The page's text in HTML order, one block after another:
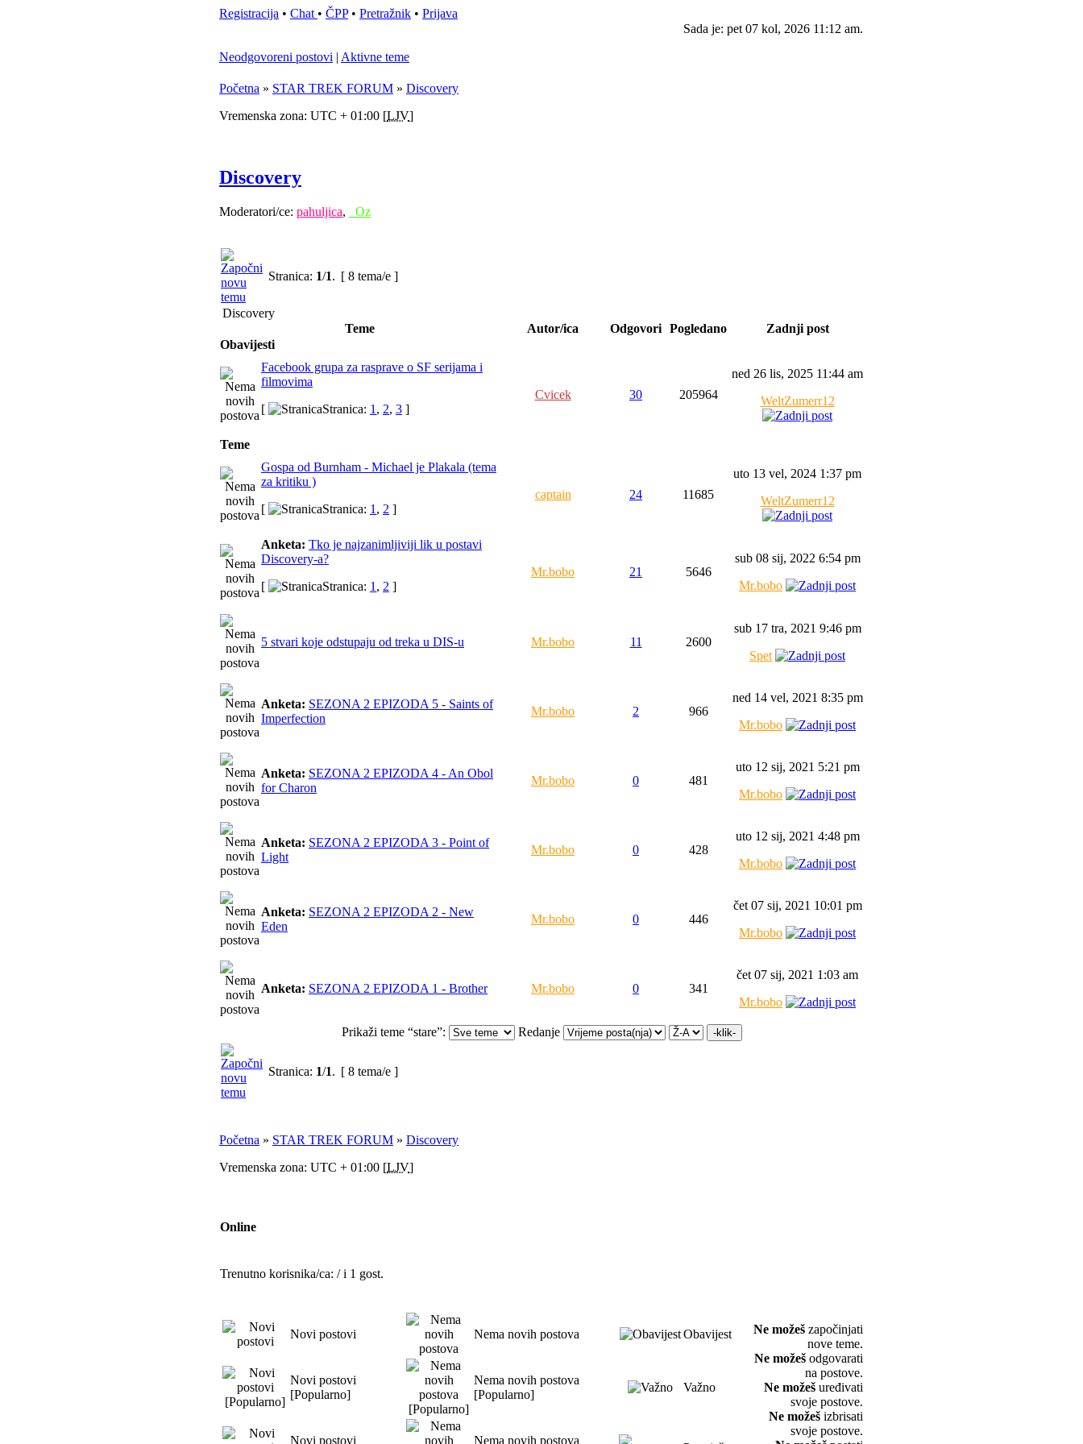
Registracija • Chat • ČPP• Pretražnik • Prijava
Sada je: pet 07 kol, 2026 11:12 am.
Neodgovoreni postovi | Aktivne teme
Početna » STAR TREK FORUM » Discovery
Vremenska zona: UTC + 01:00 [LJV]
Discovery
Moderatori/ce: pahuljica, _Oz
Stranica: 1/1. [ 8 tema/e ]
Discovery
Teme
Autor/ica Odgovori Pogledano
Zadnji post
Obavijesti
Facebook grupa za rasprave o SF serijama i
filmovima
[
Stranica: 1 , 2, 3 ]
Cvicek 30 205964
ned 26 lis, 2025 11:44 am
WeltZumerr12
Teme
Gospa od Burnham - Michael je Plakala (tema
za kritiku )
[
Stranica: 1 , 2 ]
captain 24 11685
uto 13 vel, 2024 1:37 pm
WeltZumerr12
Anketa: Tko je najzanimljiviji lik u postavi
Discovery-a?
[
Stranica: 1 , 2 ]
Mr.bobo 21 5646
sub 08 sij, 2022 6:54 pm
Mr.bobo
5 stvari koje odstupaju od treka u DIS-u Mr.bobo 11 2600
sub 17 tra, 2021 9:46 pm
Spet
Anketa: SEZONA 2 EPIZODA 5 - Saints of
Imperfection
Mr.bobo 2 966
ned 14 vel, 2021 8:35 pm
Mr.bobo
Anketa: SEZONA 2 EPIZODA 4 - An Obol
for Charon
Mr.bobo 0 481
uto 12 sij, 2021 5:21 pm
Mr.bobo
Anketa: SEZONA 2 EPIZODA 3 - Point of
Light
Mr.bobo 0 428
uto 12 sij, 2021 4:48 pm
Mr.bobo
Anketa: SEZONA 2 EPIZODA 2 - New
Eden
Mr.bobo 0 446
čet 07 sij, 2021 10:01 pm
Mr.bobo
Anketa: SEZONA 2 EPIZODA 1 - Brother Mr.bobo 0 341
čet 07 sij, 2021 1:03 am
Mr.bobo
Prikaži teme “stare”: Redanje
Stranica: 1/1. [ 8 tema/e ]
Početna » STAR TREK FORUM » Discovery
Vremenska zona: UTC + 01:00 [LJV]
Online
Trenutno korisnika/ca: / i 1 gost.
Novi postovi Nema novih postova Obavijest
Novi postovi
[Popularno]
Nema novih postova
[Popularno]
Važno
Novi postovi Nema novih postova
Ne možeš započinjati
nove teme.
Ne možeš odgovarati
na postove.
Ne možeš uređivati
svoje postove.
Ne možeš izbrisati
svoje postove.